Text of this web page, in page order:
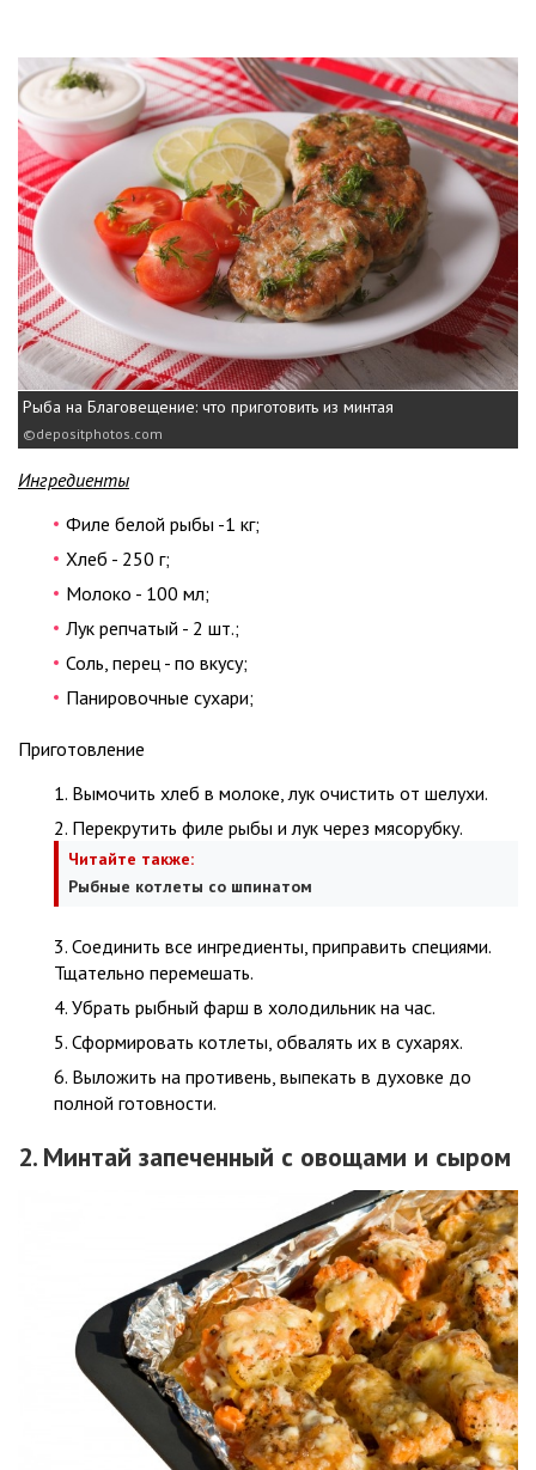
Рыба на Благовещение: что приготовить из минтая
depositphotos.com
Ингредиенты
Филе белой рыбы -1 кг;
Хлеб - 250 г;
Молоко - 100 мл;
Лук репчатый - 2 шт.;
Соль, перец - по вкусу;
Панировочные сухари;
Приготовление
Вымочить хлеб в молоке, лук очистить от шелухи.
Перекрутить филе рыбы и лук через мясорубку.
Читайте также:
Рыбные котлеты со шпинатом
Соединить все ингредиенты, приправить специями.
Тщательно перемешать.
Убрать рыбный фарш в холодильник на час.
Сформировать котлеты, обвалять их в сухарях.
Выложить на противень, выпекать в духовке до
полной готовности.
2. Минтай запеченный с овощами и сыром